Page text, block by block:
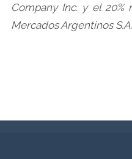
Company Inc. y el 20%
Mercados Argentinos